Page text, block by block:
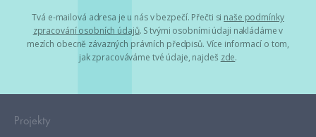
Tvá e-mailová adresa je u nás v bezpečí. Přečti si naše podmínky
zpracování osobních údajů. S tvými osobními údaji nakládáme v
mezích obecně závazných právních předpisů. Více informací o tom,
jak zpracováváme tvé údaje, najdeš zde.
Projekty